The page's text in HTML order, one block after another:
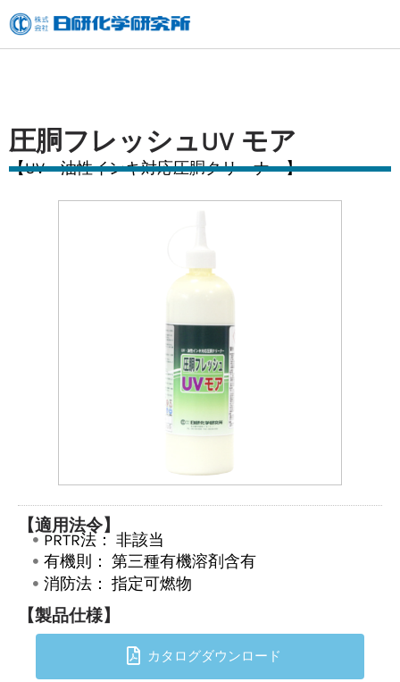
内
キ
ッ圧胴フレッシュUV モア
【UV・油性インキ対応圧胴クリーナー】
【適用法令】
PRTR法： 非該当
有機則： 第三種有機溶剤含有
消防法： 指定可燃物
【製品仕様】
カタログダウンロード